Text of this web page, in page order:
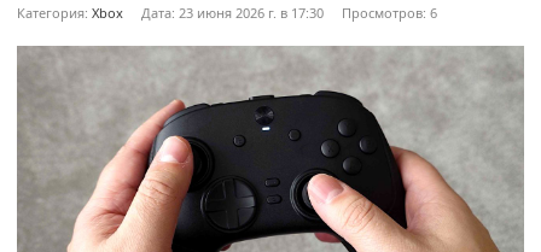
Категория: Xbox Дата: 23 июня 2026 г. в 17:30 Просмотров: 6